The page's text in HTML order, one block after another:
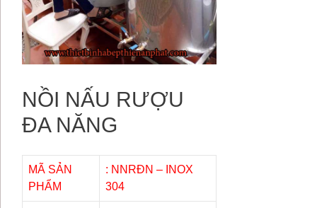
NỒI NẤU RƯỢU
ĐA NĂNG
MÃ SẢN
PHẨM
: NNRĐN – INOX
304